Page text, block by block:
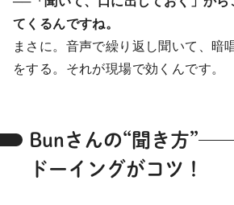
てくるんですね。
まさに。音声で繰り返し聞いて、暗
をする。それが現場で効くんです。
Bunさんの“聞き方
ドーイングがコツ！